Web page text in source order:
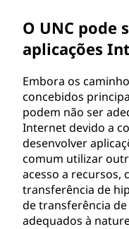
O UNC pode
aplicações
Embora os
concebidos
podem não ser
Internet devido a
desenvolver
comum utilizar
acesso a recursos,
transferência de
de transferência de
adequados à